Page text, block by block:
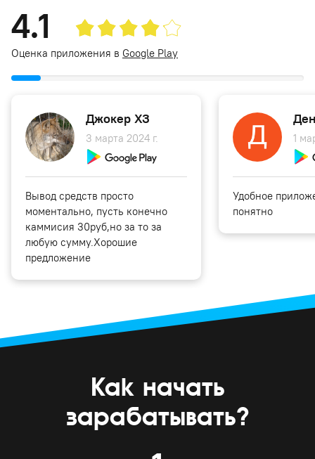
4.1
Оценка приложения в Google Play
Джокер ХЗ
3 марта 2024 г.
Вывод средств просто
моментально, пусть конечно
каммисия 30руб,но за то за
любую сумму.Хорошие
предложение
1
Удобное
понятно
Как начать
зарабатывать?